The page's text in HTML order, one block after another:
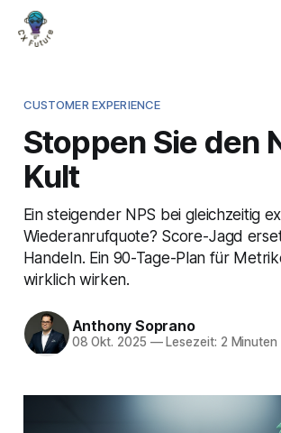
CUSTOMER EXPERIENCE
Stoppen Sie den
Kult
Ein steigender NPS bei gleichzeitig
Wiederanrufquote? Score-Jagd
Handeln. Ein 90-Tage-Plan für
wirklich wirken.
Anthony Soprano
08 Okt. 2025 —Lesezeit: 2 Minuten